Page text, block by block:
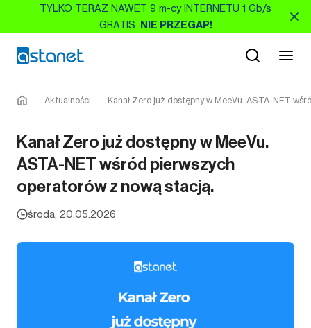
TYLKO TERAZ NAWET 9 m-cy INTERNETU 1 Gb/s
GRATIS. NIE PRZEGAP!
- Aktualności - Kanał Zero już dostępny w MeeVu. ASTA-NET
Kanał Zero już dostępny w MeeVu.
ASTA-NET wśród pierwszych
operatorów z nową stacją.
środa, 20.05.2026